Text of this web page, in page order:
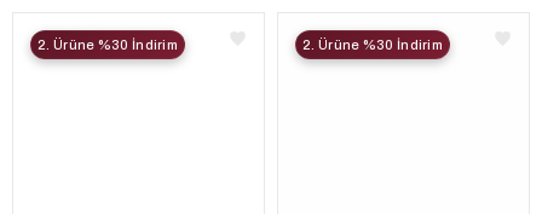
2. Ürüne %30 İndirim 2. Ürüne %30 İndirim